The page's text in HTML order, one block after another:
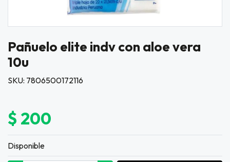
Pañuelo elite indv con aloe vera
10u
SKU: 7806500172116
$ 200
Disponible